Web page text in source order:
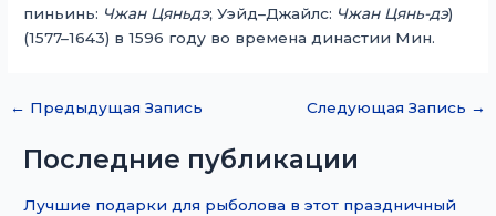
пиньинь: Чжан Цяньдэ; Уэйд–Джайлс: Чжан Цянь-дэ)
(1577–1643) в 1596 году во времена династии Мин.
← Предыдущая Запись Следующая Запись →
Последние публикации
Лучшие подарки для рыболова в этот праздничный